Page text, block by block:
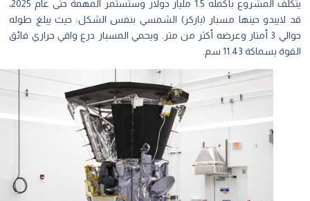
يتكلف المشروع بأكمله 1.5 مليار دولار وستستمر المهمة حتى عام 2025،
لايبدو حينها مسبار (باركر) الشمسي بنفس الشكل: حيث يبلغ طوله
حوالي 3 أمتار وعرضه أكثر من متر. ويحمي المسبار درع واقي حراري فائق
بسماكة 11.43 سم.